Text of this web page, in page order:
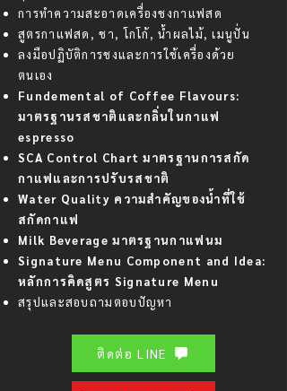
การทำความสะอาดเครื่องชงกาแฟสด
สูตรกาแฟสด, ชา, โกโก้, น้ำผลไม้, เมนูปั่น
ลงมือปฏิบัติการชงและการใช้เครื่องด้วย
ตนเอง
Fundemental of Coffee Flavours:
มาตรฐานรสชาติและกลิ่นในกาแฟ
espresso
SCA Control Chart มาตรฐานการสกัด
กาแฟและการปรับรสชาติ
Water Quality ความสำคัญของน้ำที่ใช้
สกัดกาแฟ
Milk Beverage มาตรฐานกาแฟนม
Signature Menu Component and Idea:
หลักการคิดสูตร Signature Menu
สรุปและสอบถามตอบปัญหา
ติดต่อ LINE